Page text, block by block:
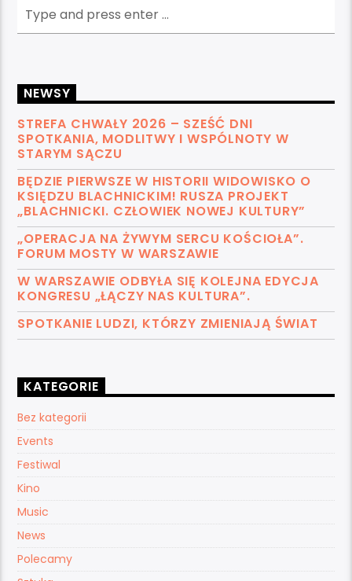
NEWSY
STREFA CHWAŁY 2026 – SZEŚĆ DNI
SPOTKANIA, MODLITWY I WSPÓLNOTY W
STARYM SĄCZU
BĘDZIE PIERWSZE W HISTORII WIDOWISKO O
KSIĘDZU BLACHNICKIM! RUSZA PROJEKT
„BLACHNICKI. CZŁOWIEK NOWEJ KULTURY”
„OPERACJA NA ŻYWYM SERCU KOŚCIOŁA”.
FORUM MOSTY W WARSZAWIE
W WARSZAWIE ODBYŁA SIĘ KOLEJNA EDYCJA
KONGRESU „ŁĄCZY NAS KULTURA”.
SPOTKANIE LUDZI, KTÓRZY ZMIENIAJĄ ŚWIAT
KATEGORIE
Bez kategorii
Events
Festiwal
Kino
Music
News
Polecamy